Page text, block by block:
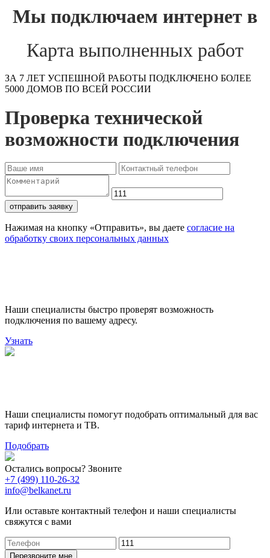
Мы подключаем интернет в
Карта выполненных работ
ЗА 7 ЛЕТ УСПЕШНОЙ РАБОТЫ ПОДКЛЮЧЕНО БОЛЕЕ
5000 ДОМОВ ПО ВСЕЙ РОССИИ
Проверка технической
возможности подключения
отправить заявку
Нажимая на кнопку «Отправить», вы даете согласие на
обработку своих персональных данных
Наши специалисты быстро проверят возможность
подключения по вашему адресу.
Узнать
Наши специалисты помогут подобрать оптимальный для вас
тариф интернета и ТВ.
Подобрать
Остались вопросы? Звоните
+7 (499) 110-26-32
info@belkanet.ru
Или оставьте контактный телефон и наши специалисты
свяжутся с вами
Перезвоните мне